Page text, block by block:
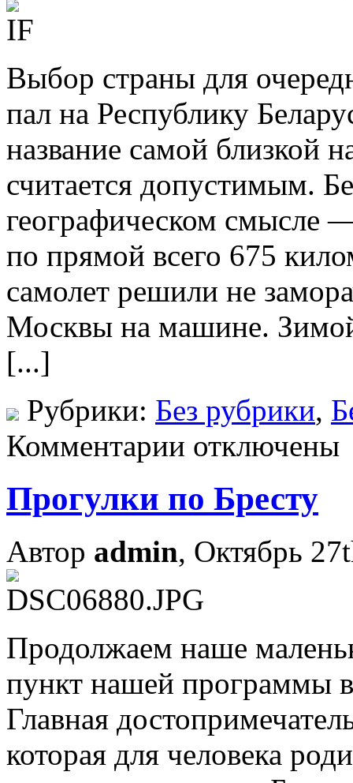
Выбор страны для
пал на Республику
название самой близкой
считается допустимым.
географическом смысле
по прямой всего 675
самолет решили не
Москвы на машине.
[...]
Рубрики: Без рубрики,
Комментарии отключены
Прогулки по Бресту
Автор admin, Октябрь
Продолжаем наше
пункт нашей программы
Главная
которая для человека